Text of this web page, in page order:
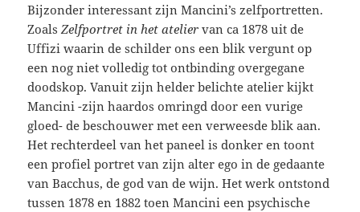
Bijzonder interessant zijn Mancini’s zelfportretten.
ZoalsZelfportret in het atelier van ca 1878 uit de
Uffizi waarin de schilder ons een blik vergunt op
een nog niet volledig tot ontbinding overgegane
doodskop. Vanuit zijn helder belichte atelier kijkt
Mancini -zijn haardos omringd door een vurige
gloed- de beschouwer met een verweesde blik aan.
Het rechterdeel van het paneel is donker en toont
een profiel portret van zijn alter ego in de gedaante
van Bacchus, de god van de wijn. Het werk ontstond
tussen 1878 en 1882 toen Mancini een psychische